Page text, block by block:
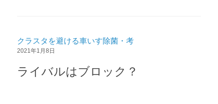
クラスタを避ける車いす除菌・考
2021年1月8日
ライバルはブロック？